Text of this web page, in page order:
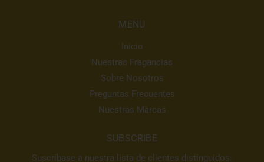
MENU
Inicio
Nuestras Fragancias
Sobre Nosotros
Preguntas Frecuentes
Nuestras Marcas
SUBSCRIBE
Suscríbase a nuestra lista de clientes distinguidos.